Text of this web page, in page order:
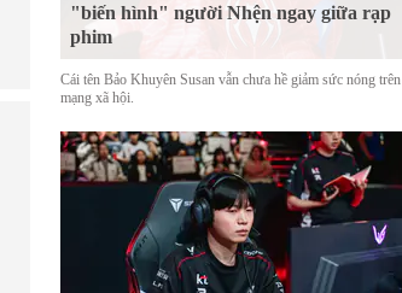
"biến hình" người Nhện ngay giữa rạp
phim
Cái tên Bảo Khuyên Susan vẫn chưa hề giảm sức nóng trên
mạng xã hội.